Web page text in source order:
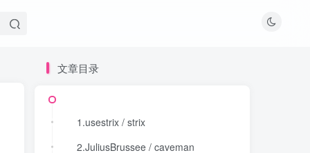
文章目录
1.usestrix / strix
2.JuliusBrussee / caveman
文章目录
1.usestrix / strix
2.JuliusBrussee / caveman